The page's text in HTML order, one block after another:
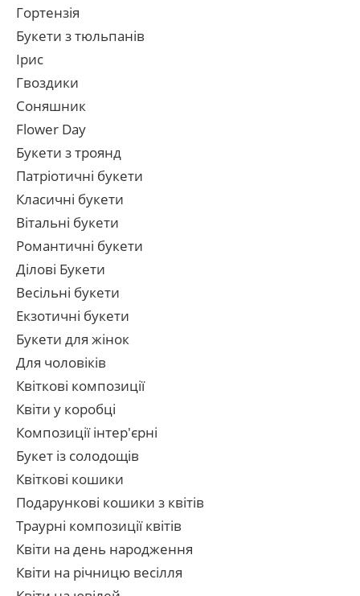
Гортензія
Букети з тюльпанів
Ірис
Гвоздики
Соняшник
Flower Day
Букети з троянд
Патріотичні букети
Класичні букети
Вітальні букети
Романтичні букети
Ділові Букети
Весільні букети
Екзотичні букети
Букети для жінок
Для чоловіків
Квіткові композиції
Квіти у коробці
Композиції інтер'єрні
Букет із солодощів
Квіткові кошики
Подарункові кошики з квітів
Траурні композиції квітів
Квіти на день народження
Квіти на річницю весілля